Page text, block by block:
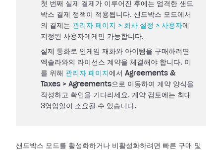
첫 번째 실제 결제가 이루어진 후에는 엄격한 샌드
박스 결제 정책이 적용됩니다. 샌드박스 모드에서
의 결제는 관리자 페이지 > 회사 설정 > 사용자에
지정된 사용자에게만 가능합니다.
실제 통화로 인게임 재화와 아이템을 구매하려면
엑솔라와의 라이선스 계약을 체결해야 합니다. 이
를 위해 관리자 페이지 에서 Agreements &
Taxes > Agreements으로 이동하여 계약 양식을
작성하고 확인을 기다리세요. 계약 검토에는 최대
3영업일이 소요될 수 있습니다.
샌드박스 모드를 활성화하거나 비활성화하려면 빠른 구매 및